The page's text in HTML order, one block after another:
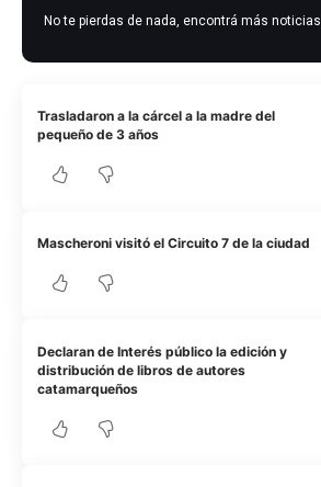
No te pierdas de nada, encontrá más noticias
Trasladaron a la cárcel a la madre del
pequeño de 3 años
Mascheroni visitó el Circuito 7 de la ciudad
Declaran de Interés público la edición y
distribución de libros de autores
catamarqueños